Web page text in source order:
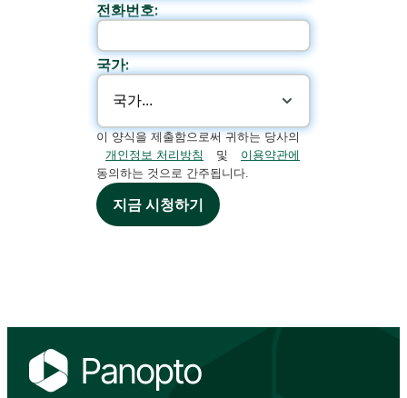
전화번호:
국가:
이 양식을 제출함으로써 귀하는 당사의
개인정보 처리방침
및
이용약관에
동의하는 것으로 간주됩니다.
지금 시청하기